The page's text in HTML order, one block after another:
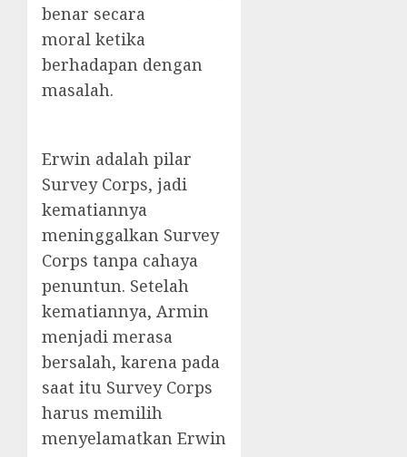
benar secara
moral ketika
berhadapan dengan
masalah.
Erwin adalah pilar
Survey Corps, jadi
kematiannya
meninggalkan Survey
Corps tanpa cahaya
penuntun. Setelah
kematiannya, Armin
menjadi merasa
bersalah, karena pada
saat itu Survey Corps
harus memilih
menyelamatkan Erwin